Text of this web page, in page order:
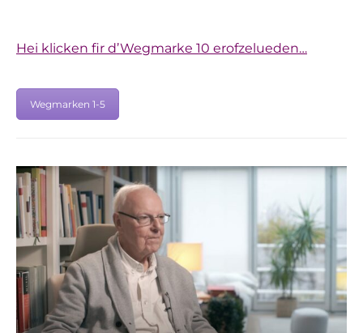
Hei klicken fir d’Wegmarke 10 erofzelueden…
Wegmarken 1-5